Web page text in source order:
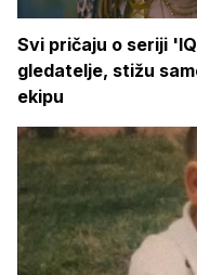
Svi pričaju o seriji
gledatelje, stižu
ekipu